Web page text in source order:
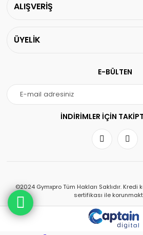
ALIŞVERİŞ
ÜYELİK
E-BÜLTEN
İNDİRİMLER İÇİN
©2024 Gymxpro Tüm Hakları Saklıdır. Kredi
sertifikası ile